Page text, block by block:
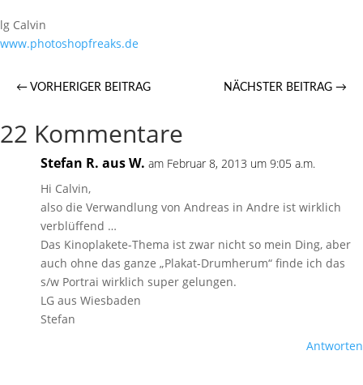
lg Calvin
www.photoshopfreaks.de
← VORHERIGER BEITRAG NÄCHSTER BEITRAG →
22 Kommentare
Stefan R. aus W. am Februar 8, 2013 um 9:05 a.m.
Hi Calvin,
also die Verwandlung von Andreas in Andre ist wirklich
verblüffend …
Das Kinoplakete-Thema ist zwar nicht so mein Ding, aber
auch ohne das ganze „Plakat-Drumherum“ finde ich das
s/w Portrai wirklich super gelungen.
LG aus Wiesbaden
Stefan
Antworten